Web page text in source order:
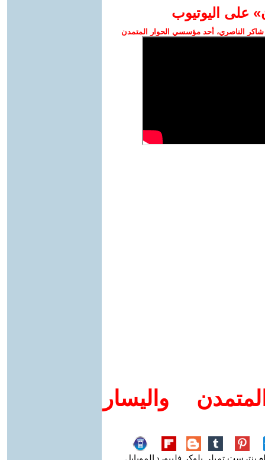
على اليوتيوب
الناصري، أحد مؤسسي الحوار المتمدن
واليسار
بنترست تمبلر بلوكر فليبورد الموبايل